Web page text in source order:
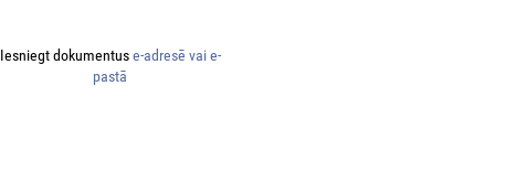
Iesniegt dokumentuse-adresē vai e-
pastā